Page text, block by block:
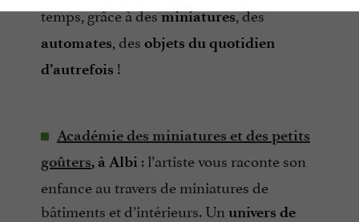
temps, grâce à desminiatures, des
automates, des objets du quotidien
d’autrefois !
Académie des miniatures et des petits
goûters, à Albi : l’artiste vous raconte son
enfance au travers de miniatures de
bâtiments et d’intérieurs. Un univers de